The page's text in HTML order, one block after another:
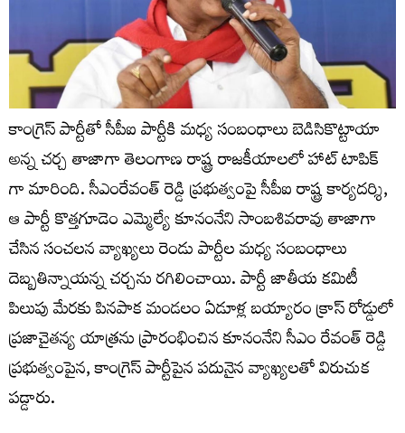
కాంగ్రెస్ పార్టీతో సీపీఐ పార్టీకి మధ్య సంబంధాలు బెడిసికొట్టాయా
అన్న చర్చ తాజాగా తెలంగాణ రాష్ట్ర రాజకీయాలలో హాట్ టాపిక్
గా మారింది. సీఎంరేవంత్ రెడ్డి ప్ర‌భుత్వంపై సీపీఐ రాష్ట్ర కార్యదర్శి,
ఆ పార్టీ కొత్తగూడెం ఎమ్మెల్యే కూనంనేని సాంబశివరావు తాజాగా
చేసిన సంచ‌లన వ్యాఖ్యలు రెండు పార్టీల మధ్య సంబంధాలు
దెబ్బతిన్నాయన్న చర్చను రగిలించాయి. పార్టీ జాతీయ కమిటీ
పిలుపు మేరకు పినపాక మండలం ఏడూళ్ల బయ్యారం క్రాస్ రోడ్డులో
ప్రజాచైతన్య యాత్రను ప్రారంభించిన కూనంనేని సీఎం రేవంత్ రెడ్డి
ప్రభుత్వంపైన, కాంగ్రెస్ పార్టీపైన పదునైన వ్యాఖ్యలతో విరుచుక
పడ్డారు.